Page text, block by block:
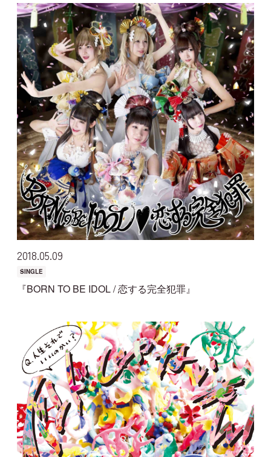
20180509
SINGLE
『BORN TO BE IDOL / 恋する完全犯罪』